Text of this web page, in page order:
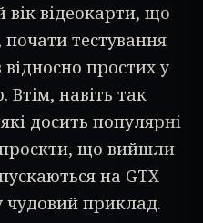
відеокарти, що
тестування
простих у
Втім, навіть так
досить популярні
проєкти, що вийшли
на GTX
чудовий приклад.